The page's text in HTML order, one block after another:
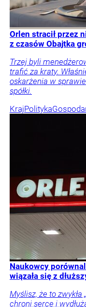
Orlen stracił przez
z czasów Obajtka
Trzej byli
trafić za kraty.
oskarżenia w
spółki.
KrajPolityka
Naukowcy
wiązała się z
Myślisz, że to zwykła
chroni serce i